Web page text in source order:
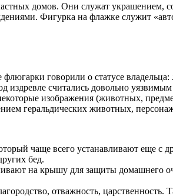
домов. Они служат украшением,
Фигурка на флажке служит
флюгарки говорили о статусе
считались довольно
изображения (животных,
геральдических животных,
чаще всего устанавливают еще с
бед.
на крышу для защиты домашнего
отважность,